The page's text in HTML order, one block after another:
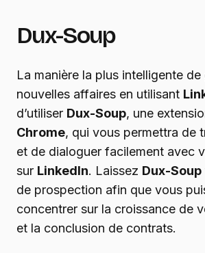
Dux-Soup
La manière la plus intelligente de
nouvelles affaires en utilisant
d’utiliser Dux-Soup, une
Chrome, qui vous permettra de
et de dialoguer facilement avec
sur LinkedIn. Laissez Dux-Soup
de prospection afin que vous
concentrer sur la croissance de
et la conclusion de contrats.